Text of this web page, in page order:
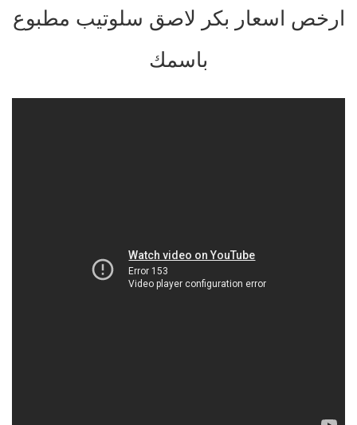
ارخص اسعار بكر لاصق سلوتيب مطبوع
باسمك